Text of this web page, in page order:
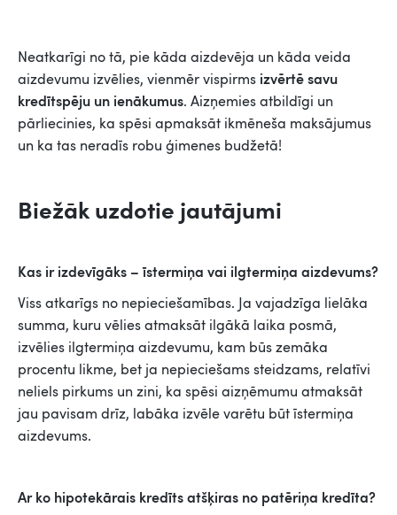
Neatkarīgi no tā, pie kāda aizdevēja un kāda veida
aizdevumu izvēlies, vienmērvispirms izvērtē savu
kredītspēju un ienākumus. Aizņemies atbildīgi un
pārliecinies, ka spēsi apmaksāt ikmēneša maksājumus
un ka tas neradīs robu ģimenes budžetā!
Biežāk uzdotie jautājumi
Kas ir izdevīgāks – īstermiņa vai ilgtermiņa aizdevums?
Viss atkarīgs no nepieciešamības. Ja vajadzīga lielāka
summa, kuru vēlies atmaksāt ilgākā laika posmā,
izvēlies ilgtermiņa aizdevumu, kam būs zemāka
procentu likme, bet ja nepieciešams steidzams, relatīvi
neliels pirkums un zini, ka spēsi aizņēmumu atmaksāt
jau pavisam drīz, labāka izvēle varētu būt īstermiņa
aizdevums.
Ar ko hipotekārais kredīts atšķiras no patēriņa kredīta?